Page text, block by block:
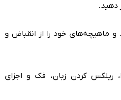
دهید.
و ماهیچه‌های خود را از انقباض و
ریلکس کردن زبان، فک و اجزای